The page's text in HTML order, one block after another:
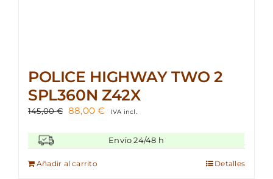
POLICE HIGHWAY TWO 2
SPL360N Z42X
145,00€ El
original
era:
145,00 €.
88,00€ El
actual
es:
IVA incl.
Envío 24/48 h
Añadir al carrito Detalles